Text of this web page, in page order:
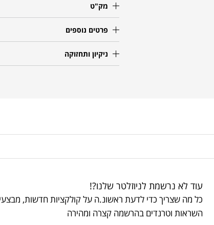
מק"ט
פרטים נוספים
ניקיון ותחזוקה
עוד לא נרשמת לניוזלטר שלנו?!
כל מה שצריך כדי לדעת ראשונ.ה על קולקציות חדשות,
השראות וטרנדים בהרשמה קצרה ומהירה